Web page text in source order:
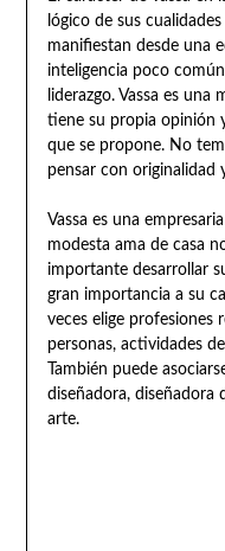
lógico de sus
manifiestan desde una
inteligencia poco
liderazgo. Vassa es
tiene su propia opinión
que se propone. No
pensar con originalidad
Vassa es una
modesta ama de casa
importante desarrollar
gran importancia a su
veces elige profesiones
personas, actividades
También puede
diseñadora, diseñadora
arte.